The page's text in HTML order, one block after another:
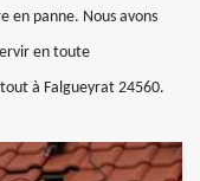
en panne. Nous avons
en toute
à Falgueyrat 24560.